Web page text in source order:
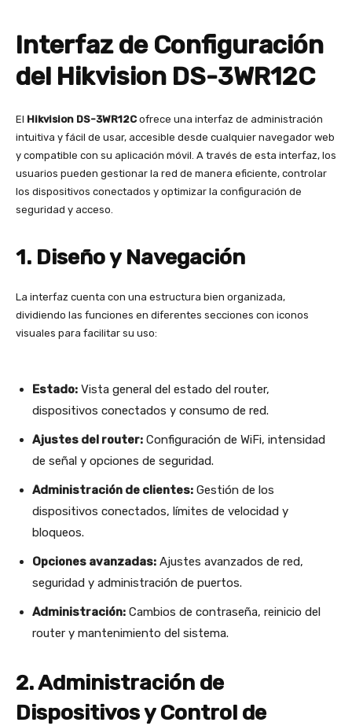
Interfaz de Configuración
del Hikvision DS-3WR12C
El Hikvision DS-3WR12C ofrece una interfaz de administración
intuitiva y fácil de usar, accesible desde cualquier navegador web
y compatible con su aplicación móvil. A través de esta interfaz, los
usuarios pueden gestionar la red de manera eficiente, controlar
los dispositivos conectados y optimizar la configuración de
seguridad y acceso.
1. Diseño y Navegación
La interfaz cuenta con una estructura bien organizada,
dividiendo las funciones en diferentes secciones con iconos
visuales para facilitar su uso:
Estado: Vista general del estado del router,
dispositivos conectados y consumo de red.
Ajustes del router: Configuración de WiFi, intensidad
de señal y opciones de seguridad.
Administración de clientes: Gestión de los
dispositivos conectados, límites de velocidad y
bloqueos.
Opciones avanzadas: Ajustes avanzados de red,
seguridad y administración de puertos.
Administración: Cambios de contraseña, reinicio del
router y mantenimiento del sistema.
2. Administración de
Dispositivos y Control de